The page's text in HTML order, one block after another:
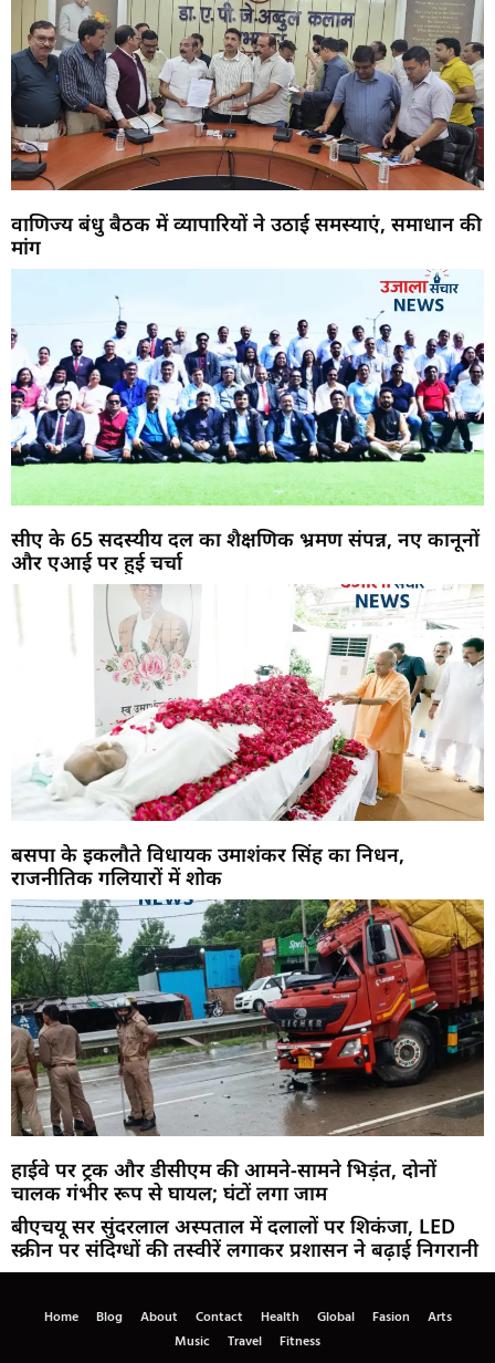
वाणिज्य बंधु बैठक में व्यापारियों ने उठाई समस्याएं, समाधान की
मांग
सीए के 65 सदस्यीय दल का शैक्षणिक भ्रमण संपन्न, नए कानूनों
और एआई पर हुई चर्चा
बसपा के इकलौते विधायक उमाशंकर सिंह का निधन,
राजनीतिक गलियारों में शोक
हाईवे पर ट्रक और डीसीएम की आमने-सामने भिड़ंत, दोनों
चालक गंभीर रूप से घायल; घंटों लगा जाम
बीएचयू सर सुंदरलाल अस्पताल में दलालों पर शिकंजा, LED
स्क्रीन पर संदिग्धों की तस्वीरें लगाकर प्रशासन ने बढ़ाई निगरानी
Home Blog About Contact Health Global Fasion
Arts
Music
Travel Fitness